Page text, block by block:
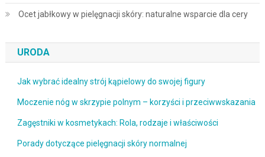
Ocet jabłkowy w pielęgnacji skóry: naturalne wsparcie dla cery
URODA
Jak wybrać idealny strój kąpielowy do swojej figury
Moczenie nóg w skrzypie polnym – korzyści i przeciwwskazania
Zagęstniki w kosmetykach: Rola, rodzaje i właściwości
Porady dotyczące pielęgnacji skóry normalnej